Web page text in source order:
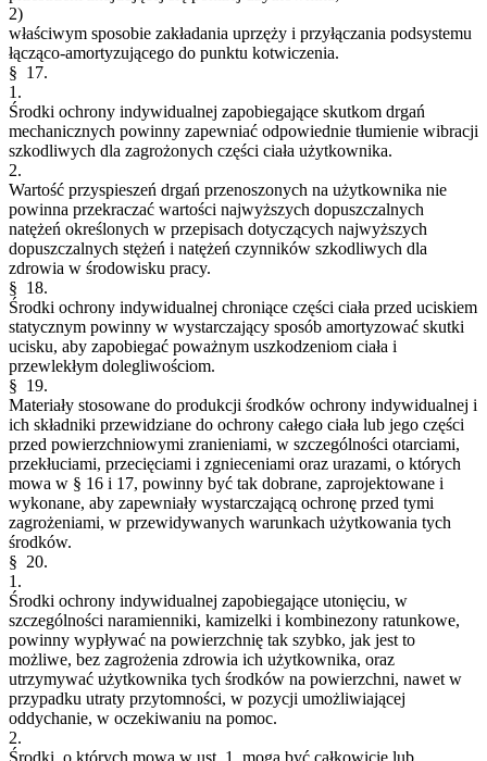
2)
właściwym sposobie zakładania uprzęży i przyłączania podsystemu
łącząco-amortyzującego do punktu kotwiczenia.
§ 17.
1.
Środki ochrony indywidualnej zapobiegające skutkom drgań
mechanicznych powinny zapewniać odpowiednie tłumienie wibracji
szkodliwych dla zagrożonych części ciała użytkownika.
2.
Wartość przyspieszeń drgań przenoszonych na użytkownika nie
powinna przekraczać wartości najwyższych dopuszczalnych
natężeń określonych w przepisach dotyczących najwyższych
dopuszczalnych stężeń i natężeń czynników szkodliwych dla
zdrowia w środowisku pracy.
§ 18.
Środki ochrony indywidualnej chroniące części ciała przed uciskiem
statycznym powinny w wystarczający sposób amortyzować skutki
ucisku, aby zapobiegać poważnym uszkodzeniom ciała i
przewlekłym dolegliwościom.
§ 19.
Materiały stosowane do produkcji środków ochrony indywidualnej i
ich składniki przewidziane do ochrony całego ciała lub jego części
przed powierzchniowymi zranieniami, w szczególności otarciami,
przekłuciami, przecięciami i zgnieceniami oraz urazami, o których
mowa w § 16 i 17, powinny być tak dobrane, zaprojektowane i
wykonane, aby zapewniały wystarczającą ochronę przed tymi
zagrożeniami, w przewidywanych warunkach użytkowania tych
środków.
§ 20.
1.
Środki ochrony indywidualnej zapobiegające utonięciu, w
szczególności naramienniki, kamizelki i kombinezony ratunkowe,
powinny wypływać na powierzchnię tak szybko, jak jest to
możliwe, bez zagrożenia zdrowia ich użytkownika, oraz
utrzymywać użytkownika tych środków na powierzchni, nawet w
przypadku utraty przytomności, w pozycji umożliwiającej
oddychanie, w oczekiwaniu na pomoc.
2.